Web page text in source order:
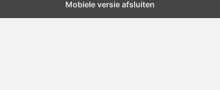
Mobiele versie afsluiten